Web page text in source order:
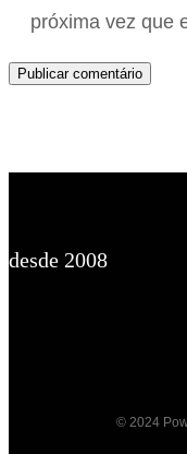
próxima vez que
desde 2008
© 2024